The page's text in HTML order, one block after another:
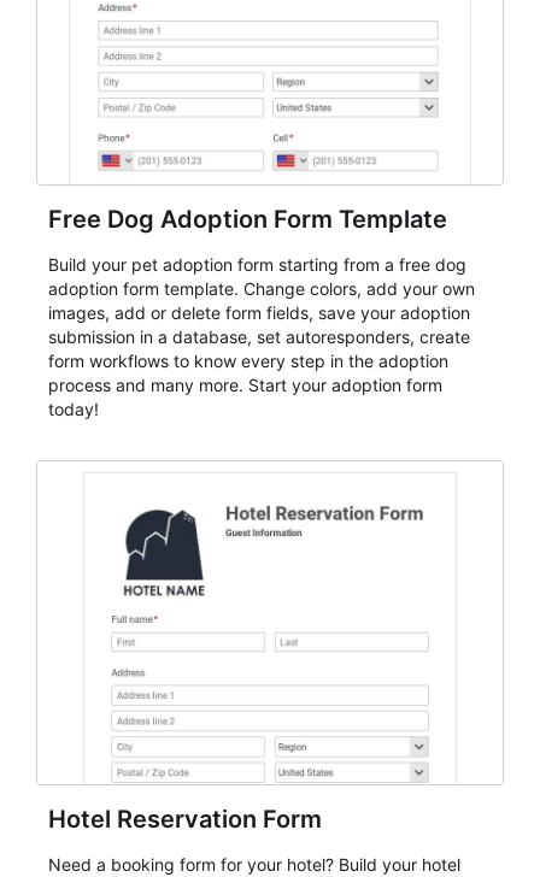
Free Dog Adoption Form Template
Build your pet adoption form starting from a free dog
adoption form template. Change colors, add your own
images, add or delete form fields, save your adoption
submission in a database, set autoresponders, create
form workflows to know every step in the adoption
process and many more. Start your adoption form
today!
Hotel Reservation Form
Need a booking form for your hotel? Build your hotel